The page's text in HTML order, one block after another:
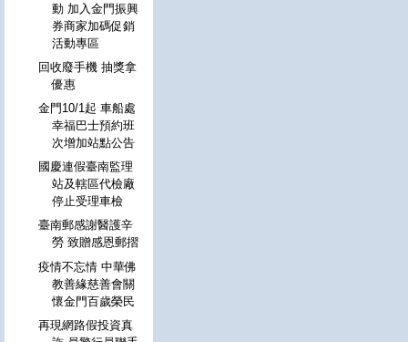
動 加入金門振興
券商家加碼促銷
活動專區
回收廢手機 抽獎拿
優惠
金門10/1起 車船處
幸福巴士預約班
次增加站點公告
國慶連假臺南監理
站及轄區代檢廠
停止受理車檢
臺南郵感謝醫護辛
勞 致贈感恩郵摺
疫情不忘情 中華佛
教善緣慈善會關
懷金門百歲榮民
再現網路假投資真